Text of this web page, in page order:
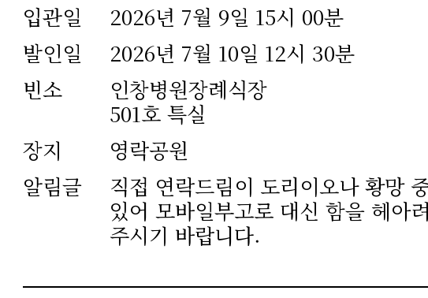
입관일
2026년 7월 9일 15시 00분
발인일
2026년 7월 10일 12시 30분
빈소
인창병원장례식장
501호 특실
장지
영락공원
알림글
직접 연락드림이 도리이오나 황망
있어 모바일부고로 대신 함을 헤아
주시기 바랍니다.